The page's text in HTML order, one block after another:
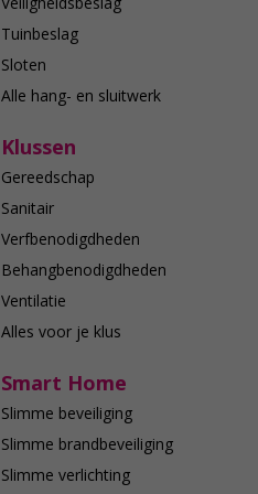
Tuinbeslag
Sloten
Alle hang- en sluitwerk
Klussen
Gereedschap
Sanitair
Verfbenodigdheden
Behangbenodigdheden
Ventilatie
Alles voor je klus
Smart Home
Slimme beveiliging
Slimme brandbeveiliging
Slimme verlichting